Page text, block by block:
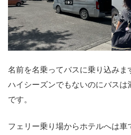
名前を名乗ってバスに乗り込みま
ハイシーズンでもないのにバスは
です。
フェリー乗り場からホテルへは車